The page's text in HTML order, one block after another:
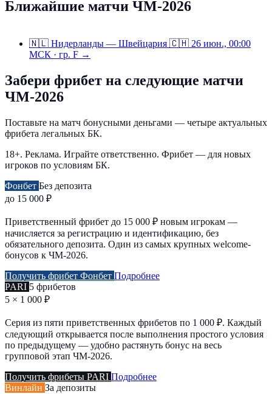
Ближайшие матчи ЧМ-2026
🇳🇱 Нидерланды — Швейцария 🇨🇭 26 июн., 00:00
МСК · гр. F →
Забери фрибет на следующие матчи
ЧМ-2026
Поставьте на матч бонусными деньгами — четыре актуальных
фрибета легальных БК.
18+. Реклама. Играйте ответственно. Фрибет — для новых
игроков по условиям БК.
Фонбет Без депозита
до 15 000 ₽
Приветственный фрибет до 15 000 ₽ новым игрокам —
начисляется за регистрацию и идентификацию, без
обязательного депозита. Один из самых крупных welcome-
бонусов к ЧМ-2026.
Получить фрибет Фонбет Подробнее
PARI 5 фрибетов
5 × 1 000 ₽
Серия из пяти приветственных фрибетов по 1 000 ₽. Каждый
следующий открывается после выполнения простого условия
по предыдущему — удобно растянуть бонус на весь
групповой этап ЧМ-2026.
Получить фрибеты PARI Подробнее
Винлайн За депозиты